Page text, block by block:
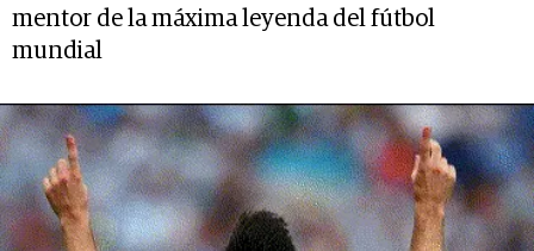
mentor de la máxima leyenda del fútbol
mundial